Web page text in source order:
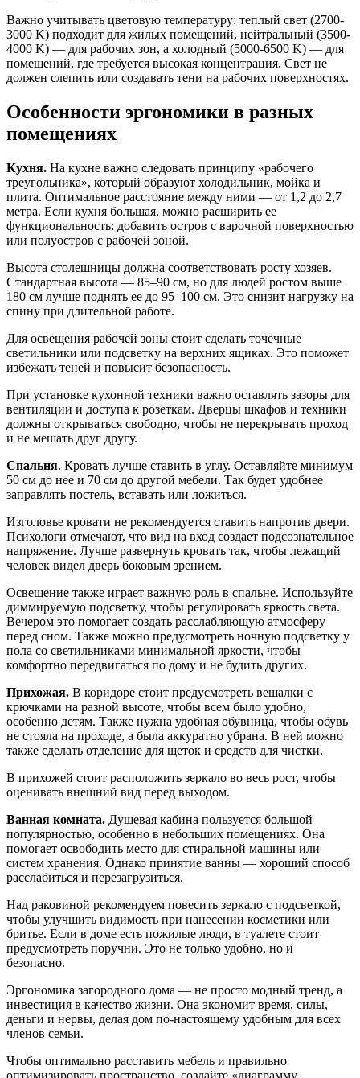
Важно учитывать цветовую температуру: теплый свет (2700-
3000 K) подходит для жилых помещений, нейтральный (3500-
4000 K) — для рабочих зон, а холодный (5000-6500 K) — для
помещений, где требуется высокая концентрация. Свет не
должен слепить или создавать тени на рабочих поверхностях.
Особенности эргономики в разных
помещениях
Кухня. На кухне важно следовать принципу «рабочего
треугольника», который образуют холодильник, мойка и
плита. Оптимальное расстояние между ними — от 1,2 до 2,7
метра. Если кухня большая, можно расширить ее
функциональность: добавить остров с варочной поверхностью
или полуостров с рабочей зоной.
Высота столешницы должна соответствовать росту хозяев.
Стандартная высота — 85–90 см, но для людей ростом выше
180 см лучше поднять ее до 95–100 см. Это снизит нагрузку на
спину при длительной работе.
Для освещения рабочей зоны стоит сделать точечные
светильники или подсветку на верхних ящиках. Это поможет
избежать теней и повысит безопасность.
При установке кухонной техники важно оставлять зазоры для
вентиляции и доступа к розеткам. Дверцы шкафов и техники
должны открываться свободно, чтобы не перекрывать проход
и не мешать друг другу.
Спальня. Кровать лучше ставить в углу. Оставляйте минимум
50 см до нее и 70 см до другой мебели. Так будет удобнее
заправлять постель, вставать или ложиться.
Изголовье кровати не рекомендуется ставить напротив двери.
Психологи отмечают, что вид на вход создает подсознательное
напряжение. Лучше развернуть кровать так, чтобы лежащий
человек видел дверь боковым зрением.
Освещение также играет важную роль в спальне. Используйте
диммируемую подсветку, чтобы регулировать яркость света.
Вечером это помогает создать расслабляющую атмосферу
перед сном. Также можно предусмотреть ночную подсветку у
пола со светильниками минимальной яркости, чтобы
комфортно передвигаться по дому и не будить других.
Прихожая. В коридоре стоит предусмотреть вешалки с
крючками на разной высоте, чтобы всем было удобно,
особенно детям. Также нужна удобная обувница, чтобы обувь
не стояла на проходе, а была аккуратно убрана. В ней можно
также сделать отделение для щеток и средств для чистки.
В прихожей стоит расположить зеркало во весь рост, чтобы
оценивать внешний вид перед выходом.
Ванная комната. Душевая кабина пользуется большой
популярностью, особенно в небольших помещениях. Она
помогает освободить место для стиральной машины или
систем хранения. Однако принятие ванны — хороший способ
расслабиться и перезагрузиться.
Над раковиной рекомендуем повесить зеркало с подсветкой,
чтобы улучшить видимость при нанесении косметики или
бритье. Если в доме есть пожилые люди, в туалете стоит
предусмотреть поручни. Это не только удобно, но и
безопасно.
Эргономика загородного дома — не просто модный тренд, а
инвестиция в качество жизни. Она экономит время, силы,
деньги и нервы, делая дом по-настоящему удобным для всех
членов семьи.
Чтобы оптимально расставить мебель и правильно
оптимизировать пространство, создайте «диаграмму